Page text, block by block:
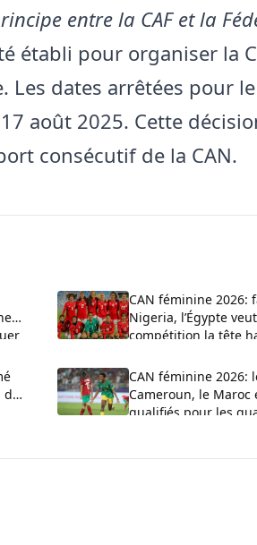
entre la CAF et la
établi pour organiser la
Les dates arrêtées pour
août 2025. Cette
consécutif de la CAN.
CAN féminine 2026:
Nigeria, l’Égypte
compétition la tête
de
CAN féminine 2026:
Cameroun, le Maroc
qualifiés pour les